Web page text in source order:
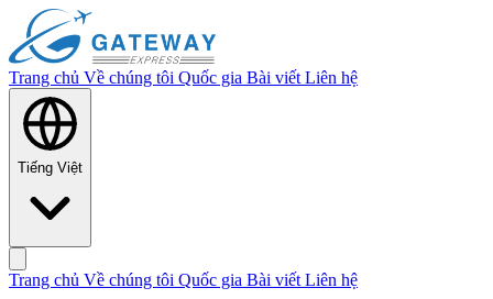
Trang chủ Về chúng tôi Quốc gia Bài viết Liên hệ
Tiếng Việt
Trang chủ Về chúng tôi Quốc gia Bài viết Liên hệ